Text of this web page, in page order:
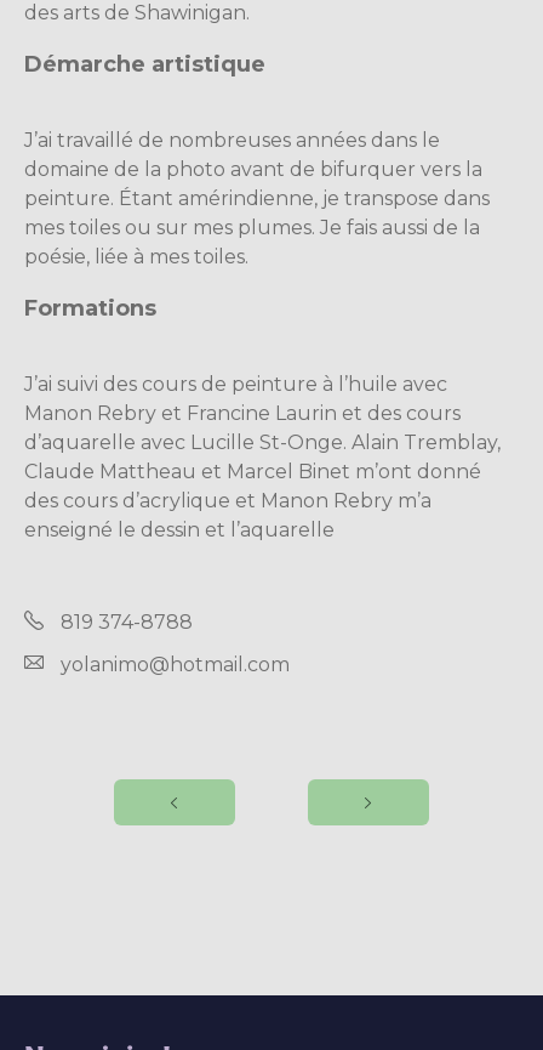
des arts de Shawinigan.
Démarche artistique
J’ai travaillé de nombreuses années dans le
domaine de la photo avant de bifurquer vers la
peinture. Étant amérindienne, je transpose dans
mes toiles ou sur mes plumes. Je fais aussi de la
poésie, liée à mes toiles.
Formations
J’ai suivi des cours de peinture à l’huile avec
Manon Rebry et Francine Laurin et des cours
d’aquarelle avec Lucille St-Onge. Alain Tremblay,
Claude Mattheau et Marcel Binet m’ont donné
des cours d’acrylique et Manon Rebry m’a
enseigné le dessin et l’aquarelle
819 374-8788
yolanimo@hotmail.com